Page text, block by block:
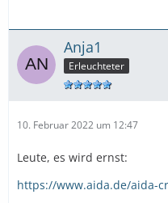
Anja1
Erleuchteter
10. Februar 2022 um 12:47
Leute, es wird ernst:
https://www.aida.de/aida-